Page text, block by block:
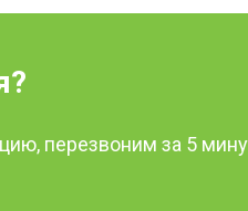
перезвоним за 5